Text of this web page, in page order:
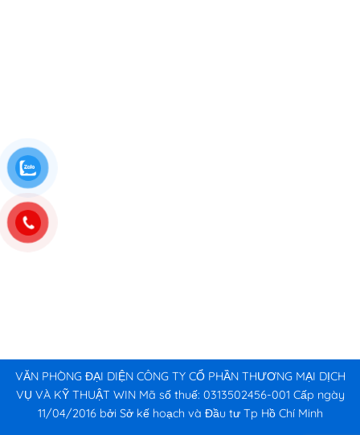
VĂN PHÒNG ĐẠI DIỆN CÔNG TY CỔ PHẦN THƯƠNG MẠI DỊCH
VỤ VÀ KỸ THUẬT WIN Mã số thuế: 0313502456-001 Cấp ngày
11/04/2016 bởi Sở kế hoạch và Đầu tư Tp Hồ Chí Minh